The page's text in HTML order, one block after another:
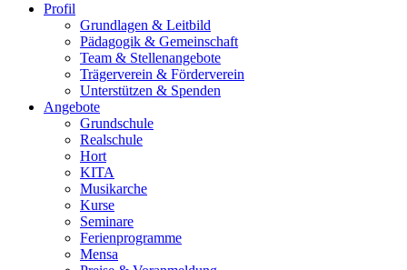
Profil
Grundlagen & Leitbild
Pädagogik & Gemeinschaft
Team & Stellenangebote
Trägerverein & Förderverein
Unterstützen & Spenden
Angebote
Grundschule
Realschule
Hort
KITA
Musikarche
Kurse
Seminare
Ferienprogramme
Mensa